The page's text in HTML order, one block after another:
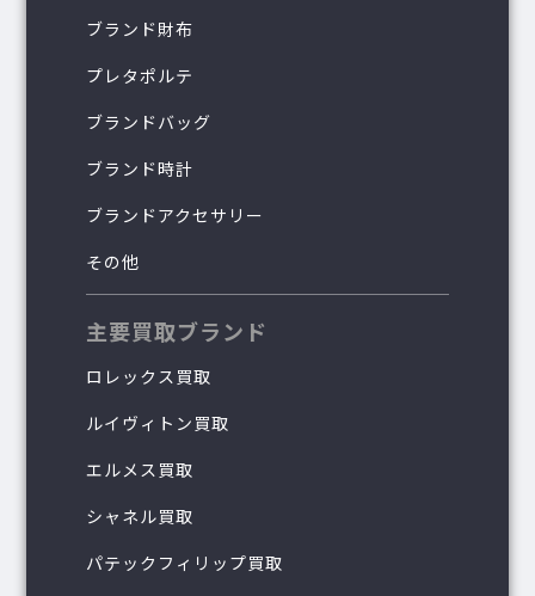
ブランド財布
プレタポルテ
ブランドバッグ
ブランド時計
ブランドアクセサリー
その他
主要買取ブランド
ロレックス買取
ルイヴィトン買取
エルメス買取
シャネル買取
パテックフィリップ買取